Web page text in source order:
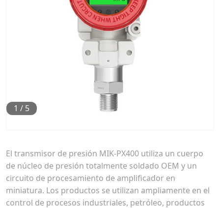
El transmisor de presión MIK-PX400 utiliza un cuerpo
de núcleo de presión totalmente soldado OEM y un
circuito de procesamiento de amplificador en
miniatura. Los productos se utilizan ampliamente en el
control de procesos industriales, petróleo, productos
1 / 5